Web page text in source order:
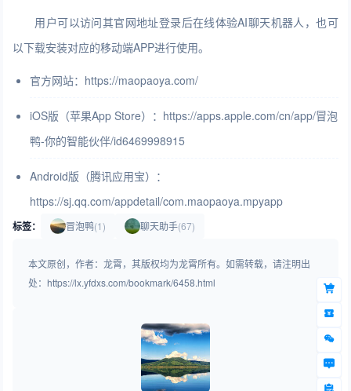
用户可以访问其官网地址登录后在线体验AI聊天机器人，也可
以下载安装对应的移动端APP进行使用。
官方网站：https://maopaoya.com/
iOS版（苹果App Store）：https://apps.apple.com/cn/app/冒泡
鸭-你的智能伙伴/id6469998915
Android版（腾讯应用宝）：
https://sj.qq.com/appdetail/com.maopaoya.mpyapp
标签： 冒泡鸭(1) 聊天助手(67)
本文原创，作者：龙霄，其版权均为龙霄所有。如需转载，请注明出
处：https://lx.yfdxs.com/bookmark/6458.html